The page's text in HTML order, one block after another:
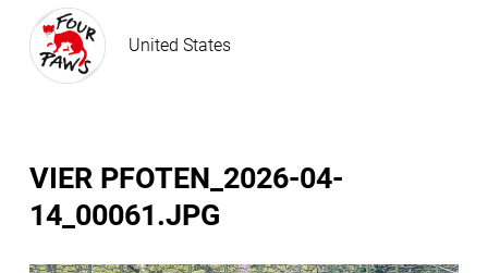
United States
VIER PFOTEN_2026-04-
14_00061.JPG